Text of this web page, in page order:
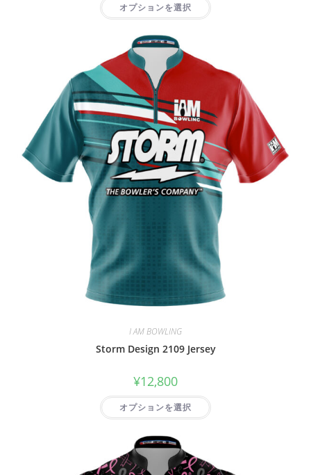
オプションを選択
I AM BOWLING
Storm Design 2109 Jersey
¥12,800
オプションを選択